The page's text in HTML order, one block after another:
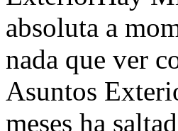
absoluta a
nada que ver
Asuntos
meses ha